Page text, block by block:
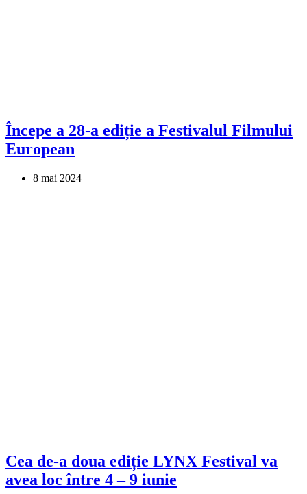
Începe a 28-a ediție a Festivalul Filmului
European
8 mai 2024
Cea de-a doua ediție LYNX Festival va
avea loc între 4 – 9 iunie